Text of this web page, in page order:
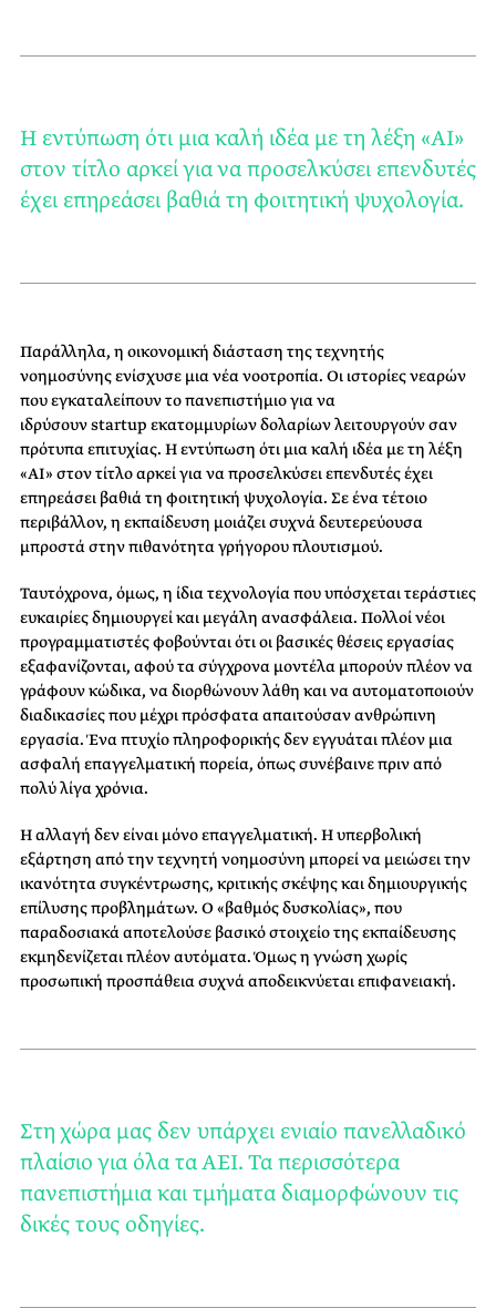
Η εντύπωση ότι μια καλή ιδέα με τη λέξη «AI»
στον τίτλο αρκεί για να προσελκύσει επενδυτές
έχει επηρεάσει βαθιά τη φοιτητική ψυχολογία.
Παράλληλα, η οικονομική διάσταση της τεχνητής
νοημοσύνης ενίσχυσε μια νέα νοοτροπία. Οι ιστορίες νεαρών
που εγκαταλείπουν το πανεπιστήμιο για να
ιδρύσουνstartup εκατομμυρίων δολαρίων λειτουργούν σαν
πρότυπα επιτυχίας. Η εντύπωση ότι μια καλή ιδέα με τη λέξη
«AI» στον τίτλο αρκεί για να προσελκύσει επενδυτές έχει
επηρεάσει βαθιά τη φοιτητική ψυχολογία. Σε ένα τέτοιο
περιβάλλον, η εκπαίδευση μοιάζει συχνά δευτερεύουσα
μπροστά στην πιθανότητα γρήγορου πλουτισμού.
Ταυτόχρονα, όμως, η ίδια τεχνολογία που υπόσχεται τεράστιες
ευκαιρίες δημιουργεί και μεγάλη ανασφάλεια. Πολλοί νέοι
προγραμματιστές φοβούνται ότι οι βασικές θέσεις εργασίας
εξαφανίζονται, αφού τα σύγχρονα μοντέλα μπορούν πλέον να
γράφουν κώδικα, να διορθώνουν λάθη και να αυτοματοποιούν
διαδικασίες που μέχρι πρόσφατα απαιτούσαν ανθρώπινη
εργασία. Ένα πτυχίο πληροφορικής δεν εγγυάται πλέον μια
ασφαλή επαγγελματική πορεία, όπως συνέβαινε πριν από
πολύ λίγα χρόνια.
Η αλλαγή δεν είναι μόνο επαγγελματική. Η υπερβολική
εξάρτηση από την τεχνητή νοημοσύνη μπορεί να μειώσει την
ικανότητα συγκέντρωσης, κριτικής σκέψης και δημιουργικής
επίλυσης προβλημάτων. Ο «βαθμός δυσκολίας», που
παραδοσιακά αποτελούσε βασικό στοιχείο της εκπαίδευσης
εκμηδενίζεται πλέον αυτόματα. Όμως η γνώση χωρίς
προσωπική προσπάθεια συχνά αποδεικνύεται επιφανειακή.
Στη χώρα μας δεν υπάρχει ενιαίο πανελλαδικό
πλαίσιο για όλα τα ΑΕΙ. Τα περισσότερα
πανεπιστήμια και τμήματα διαμορφώνουν τις
δικές τους οδηγίες.